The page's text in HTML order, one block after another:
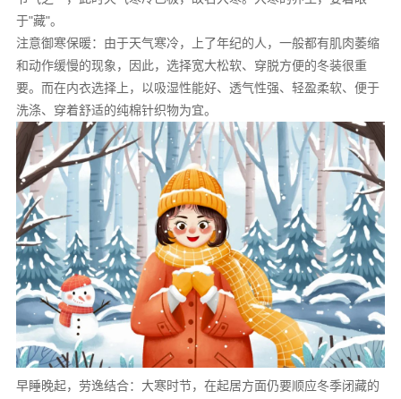
于"藏"。
注意御寒保暖：由于天气寒冷，上了年纪的人，一般都有肌肉萎缩
和动作缓慢的现象，因此，选择宽大松软、穿脱方便的冬装很重
要。而在内衣选择上，以吸湿性能好、透气性强、轻盈柔软、便于
洗涤、穿着舒适的纯棉针织物为宜。
早睡晚起，劳逸结合：大寒时节，在起居方面仍要顺应冬季闭藏的